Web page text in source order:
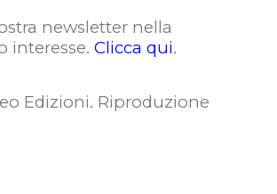
newsletter nella
interesse. Clicca qui.
Edizioni. Riproduzione